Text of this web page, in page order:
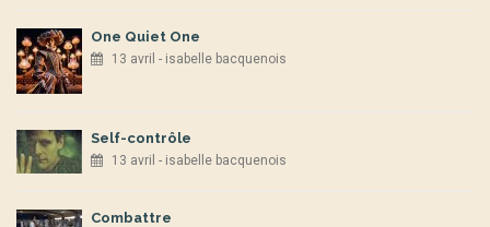
One Quiet One
13 avril - isabelle bacquenois
Self-contrôle
13 avril - isabelle bacquenois
Combattre